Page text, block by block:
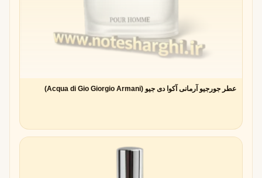
عطر جورجیو آرمانی آکوا دی جیو (Acqua di Gio Giorgio Armani)